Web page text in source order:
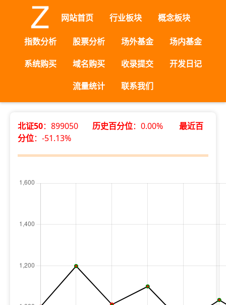
网站首页 行业板块 概念板块
指数分析 股票分析 场外基金
场内基金
系统购买
域名购买 收录提交
开发日记
流量统计
联系我们
北证50：899050 历史百分位：0.00% 最近百
分位：-51.13%